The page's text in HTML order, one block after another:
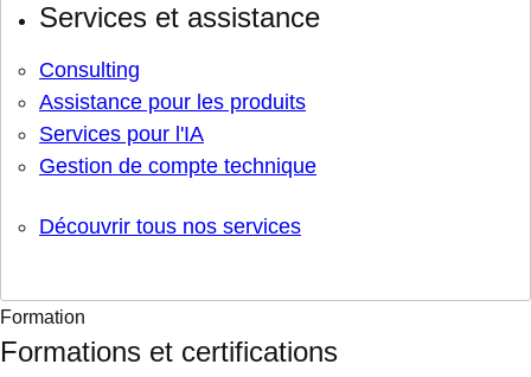
Services et assistance
Consulting
Assistance pour les produits
Services pour l'IA
Gestion de compte technique
Découvrir tous nos services
Formation
Formations et certifications